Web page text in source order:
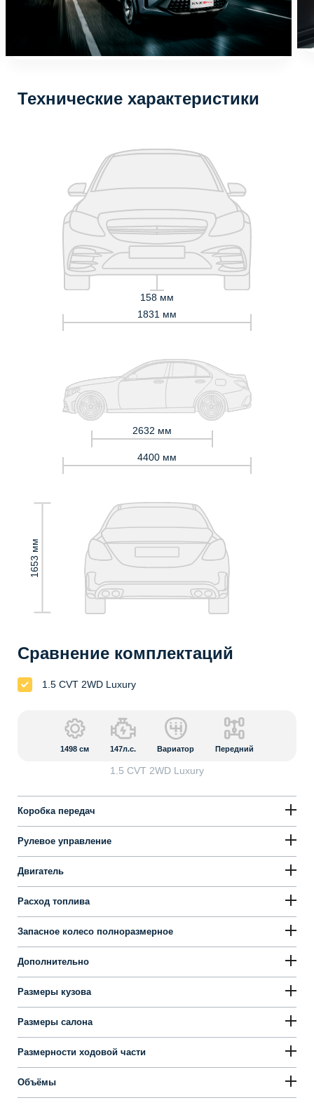
Технические характеристики
158 мм
1831 мм
2632 мм
4400 мм
1653 мм
Сравнение комплектаций
1.5 CVT 2WD Luxury
1498 см 147л.с. Вариатор Передний
1.5 CVT 2WD Luxury
Коробка передач
Рулевое управление
Двигатель
Расход топлива
Запасное колесо полноразмерное
Дополнительно
Размеры кузова
Размеры салона
Размерности ходовой части
Объёмы